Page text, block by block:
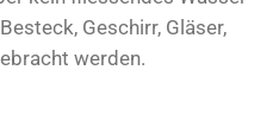
Geschirr, Gläser,
werden.